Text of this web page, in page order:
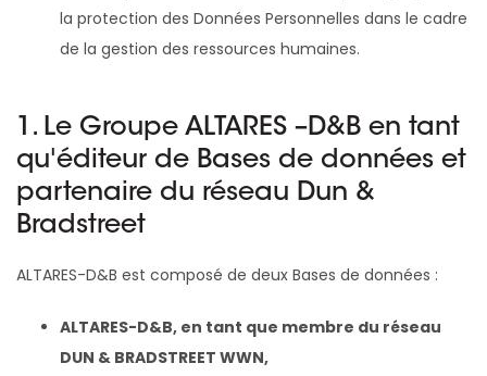
la protection des Données Personnelles dans le cadre
de la gestion des ressources humaines.
1. Le Groupe ALTARES –D&B en tant
qu'éditeur de Bases de données et
partenaire du réseau Dun &
Bradstreet
ALTARES-D&B est composé de deux Bases de données :
ALTARES-D&B, en tant que membre du réseau
DUN & BRADSTREET WWN,